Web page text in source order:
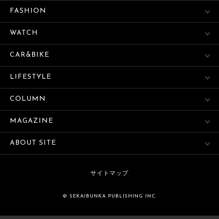
FASHION
WATCH
CAR&BIKE
LIFESTYLE
COLUMN
MAGAZINE
ABOUT SITE
サイトマップ
© SEKAIBUNKA PUBLISHING INC.